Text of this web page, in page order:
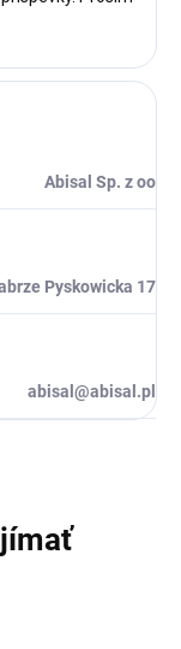
Abisal Sp. z oo
Pyskowicka 17
abisal@abisal.pl